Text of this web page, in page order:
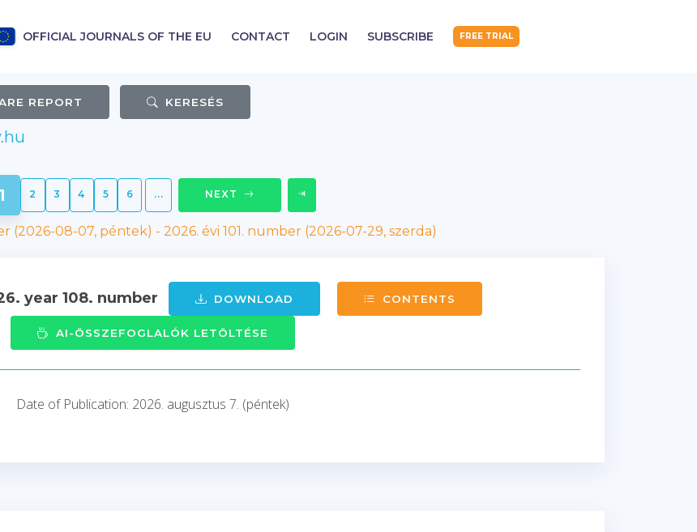
OFFICIAL JOURNALS OF THE EU CONTACT LOGIN SUBSCRIBE FREE TRIAL
REPORT KERESÉS
1 2 3 4 5 6 ... NEXT
(2026-08-07, péntek) - 2026. évi 101. number (2026-07-29, szerda)
year 108. number DOWNLOAD CONTENTS
AI-ÖSSZEFOGLALÓK LETÖLTÉSE
Date of Publication: 2026. augusztus 7. (péntek)